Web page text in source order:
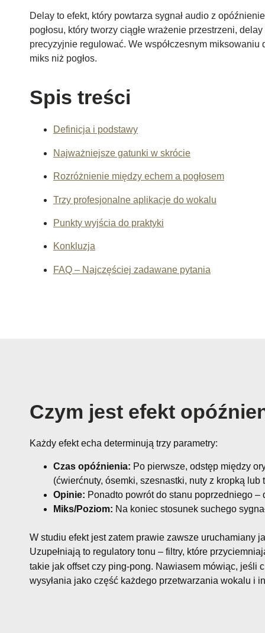
Delay to efekt, który powtarza sygnał audio z
pogłosu, który tworzy ciągłe wrażenie przestrzeni,
precyzyjnie regulować. We współczesnym
miks niż pogłos.
Spis treści
Definicja i podstawy
Najważniejsze gatunki w skrócie
Rozróżnienie między echem a pogłosem
Trzy profesjonalne aplikacje do wokalu
Punkty wyjścia do praktyki
Konkluzja
FAQ – Najczęściej zadawane pytania
Czym jest efekt
Każdy efekt echa determinują trzy parametry:
Czas opóźnienia: Po pierwsze, odstęp między
(ćwierćnuty, ósemki, szesnastki, nuty z kropką lub
Opinie: Ponadto powrót do stanu poprzedniego –
Miks/Poziom: Na koniec stosunek suchego
W studiu efekt jest zatem prawie zawsze uruchamiany
Uzupełniają to regulatory tonu – filtry, które
takie jak offset czy ping-pong. Nawiasem mówiąc,
wysyłania jako część każdego przetwarzania wokalu i